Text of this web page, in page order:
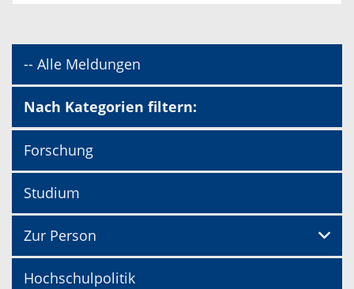
-- Alle Meldungen
Nach Kategorien filtern:
Forschung
Studium
Zur Person
Hochschulpolitik